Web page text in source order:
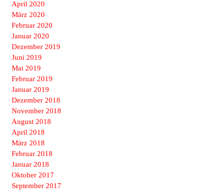
April 2020
März 2020
Februar 2020
Januar 2020
Dezember 2019
Juni 2019
Mai 2019
Februar 2019
Januar 2019
Dezember 2018
November 2018
August 2018
April 2018
März 2018
Februar 2018
Januar 2018
Oktober 2017
September 2017